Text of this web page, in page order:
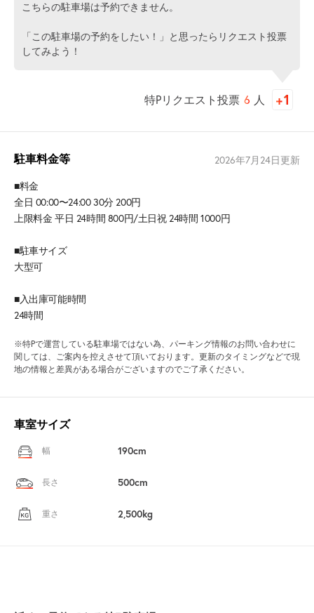
こちらの駐車場は予約できません。
「この駐車場の予約をしたい！」と思ったらリクエスト投票
してみよう！
特Pリクエスト投票 6 人
駐車料金等 2026年7月24日更新
■料金
全日 00:00〜24:00 30分 200円
上限料金 平日 24時間 800円/土日祝 24時間 1000円
■駐車サイズ
大型可
■入出庫可能時間
24時間
※特Pで運営している駐車場ではない為、パーキング情報のお問い合わせに
関しては、ご案内を控えさせて頂いております。更新のタイミングなどで現
地の情報と差異がある場合がございますのでご了承ください。
車室サイズ
幅 190cm
長さ 500cm
重さ 2,500kg